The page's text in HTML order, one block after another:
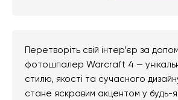
Перетворіть свій інтер’єр за
фотошпалер Warcraft 4 —
стилю, якості та сучасного
стане яскравим акцентом у будь-